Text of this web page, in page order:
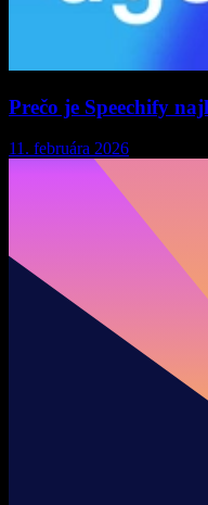
Prečo je Speechify
11. februára 2026